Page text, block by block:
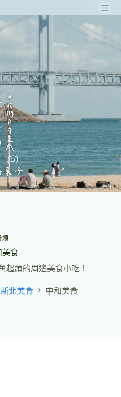
類
美食
起頭的周邊美食小吃！
新北美食 中和美食